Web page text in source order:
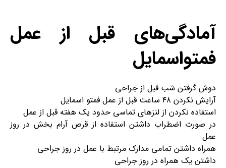
آمادگی‌های قبل از عمل
فمتواسمایل
دوش گرفتن شب قبل از جراحی
آرایش نکردن ۴۸ ساعت قبل از عمل فمتو اسمایل
استفاده نکردن از لنز‌های تماسی حدود یک هفته قبل از عمل
در صورت اضطراب داشتن استفاده از قرص آرام بخش در روز
عمل
همراه داشتن تمامی مدارک مرتبط با عمل در روز جراحی
داشتن یک همراه در روز جراحی